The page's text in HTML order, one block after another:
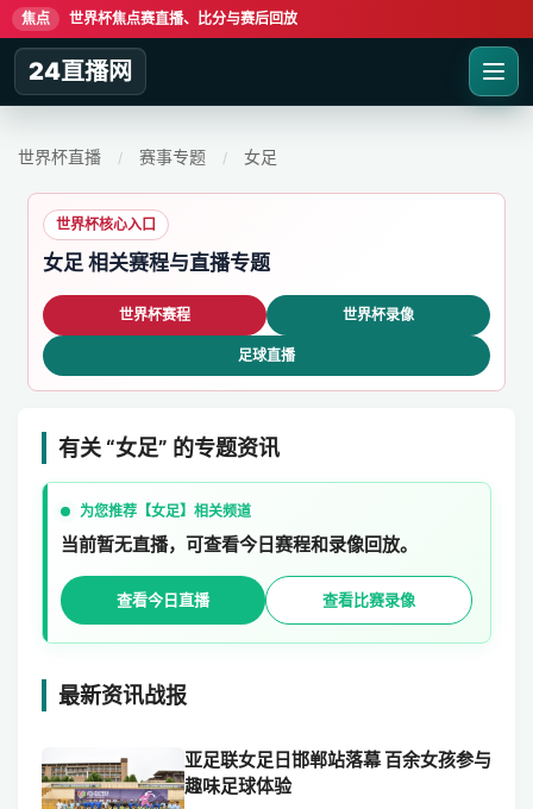
焦点 世界杯焦点赛直播、比分与赛后回放
24直播网
世界杯直播 / 赛事专题 / 女足
世界杯核心入口
女足 相关赛程与直播专题
世界杯赛程 世界杯录像
足球直播
有关 “女足” 的专题资讯
为您推荐【女足】相关频道
当前暂无直播，可查看今日赛程和录像回放。
查看今日直播 查看比赛录像
最新资讯战报
亚足联女足日邯郸站落幕 百余女孩参与
趣味足球体验